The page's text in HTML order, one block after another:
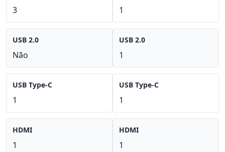
3
USB 2.0
Não
USB Type-C
1
HDMI
1
1
USB 2.0
1
USB Type-C
1
HDMI
1